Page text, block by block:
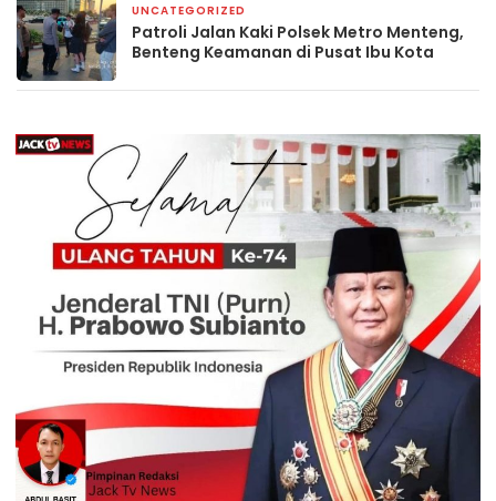
UNCATEGORIZED
Patroli Jalan Kaki Polsek Metro Menteng,
Benteng Keamanan di Pusat Ibu Kota